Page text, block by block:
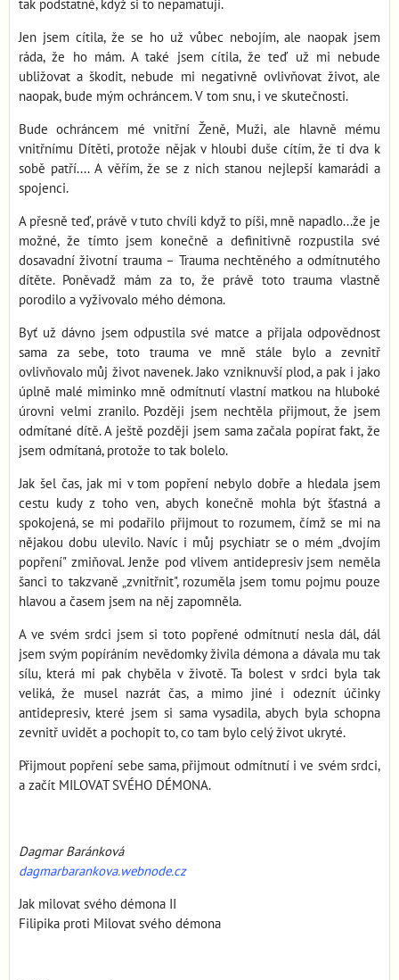
tak podstatné, když si to nepamatuji.
Jen jsem cítila, že se ho už vůbec nebojím, ale naopak jsem
ráda, že ho mám. A také jsem cítila, že teď už mi nebude
ubližovat a škodit, nebude mi negativně ovlivňovat život, ale
naopak, bude mým ochráncem. V tom snu, i ve skutečnosti.
Bude ochráncem mé vnitřní Ženě, Muži, ale hlavně mému
vnitřnímu Dítěti, protože nějak v hloubi duše cítím, že ti dva k
sobě patří.... A věřím, že se z nich stanou nejlepší kamarádi a
spojenci.
A přesně teď, právě v tuto chvíli když to píši, mně napadlo...že je
možné, že tímto jsem konečně a definitivně rozpustila své
dosavadní životní trauma – Trauma nechtěného a odmítnutého
dítěte. Poněvadž mám za to, že právě toto trauma vlastně
porodilo a vyživovalo mého démona.
Byť už dávno jsem odpustila své matce a přijala odpovědnost
sama za sebe, toto trauma ve mně stále bylo a zevnitř
ovlivňovalo můj život navenek. Jako vzniknuvší plod, a pak i jako
úplně malé miminko mně odmítnutí vlastní matkou na hluboké
úrovni velmi zranilo. Později jsem nechtěla přijmout, že jsem
odmítané dítě. A ještě později jsem sama začala popírat fakt, že
jsem odmítaná, protože to tak bolelo.
Jak šel čas, jak mi v tom popření nebylo dobře a hledala jsem
cestu kudy z toho ven, abych konečně mohla být šťastná a
spokojená, se mi podařilo přijmout to rozumem, čímž se mi na
nějakou dobu ulevilo. Navíc i můj psychiatr se o mém „dvojím
popření" zmiňoval. Jenže pod vlivem antidepresiv jsem neměla
šanci to takzvaně „zvnitřnit", rozuměla jsem tomu pojmu pouze
hlavou a časem jsem na něj zapomněla.
A ve svém srdci jsem si toto popřené odmítnutí nesla dál, dál
jsem svým popíráním nevědomky živila démona a dávala mu tak
sílu, která mi pak chyběla v životě. Ta bolest v srdci byla tak
veliká, že musel nazrát čas, a mimo jiné i odeznít účinky
antidepresiv, které jsem si sama vysadila, abych byla schopna
zevnitř uvidět a pochopit to, co tam bylo celý život ukryté.
Přijmout popření sebe sama, přijmout odmítnutí i ve svém srdci,
a začít MILOVAT SVÉHO DÉMONA.
Dagmar Baránková
dagmarbarankova.webnode.cz
Jak milovat svého démona II
Filipika proti Milovat svého démona